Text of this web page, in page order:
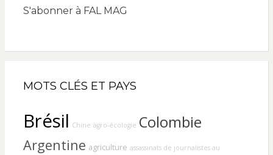
S'abonner à FAL MAG
MOTS CLÉS ET PAYS
Brésil Chine agro-écologie Colombie
Argentine agriculture assassinats de journalistes au